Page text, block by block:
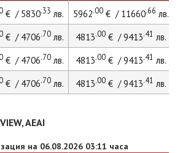
€ / 5830.33 лв. 5962.00€ / 11660.66 лв.
€ / 4706.70лв. 4813.00€ / 9413.41 лв.
€ / 4706.70лв. 4813.00€ / 9413.41 лв.
€ / 4706.70лв. 4813.00€ / 9413.41 лв.
AEAI
на 06.08.2026 03:11 часа